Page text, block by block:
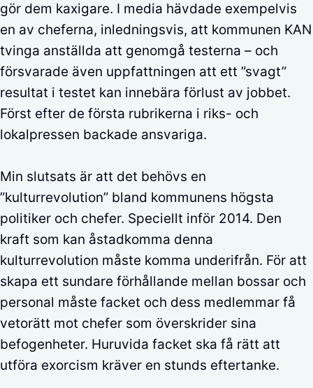
gör dem kaxigare. I media hävdade exempelvis
en av cheferna, inledningsvis, att kommunen KAN
tvinga anställda att genomgå testerna – och
försvarade även uppfattningen att ett ”svagt”
resultat i testet kan innebära förlust av jobbet.
Först efter de första rubrikerna i riks- och
lokalpressen backade ansvariga.
Min slutsats är att det behövs en
”kulturrevolution” bland kommunens högsta
politiker och chefer. Speciellt inför 2014. Den
kraft som kan åstadkomma denna
kulturrevolution måste komma underifrån. För att
skapa ett sundare förhållande mellan bossar och
personal måste facket och dess medlemmar få
vetorätt mot chefer som överskrider sina
befogenheter. Huruvida facket ska få rätt att
utföra exorcism kräver en stunds eftertanke.